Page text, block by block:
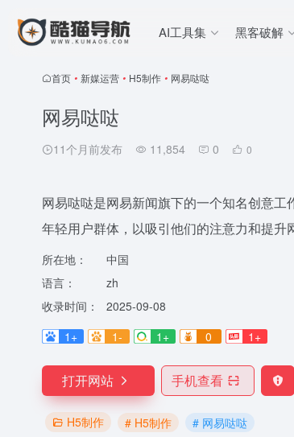
AI工具集 黑客破解
首页 • 新媒运营 • H5制作 • 网易哒哒
网易哒哒
11个月前发布 11,854 0 0
网易哒哒是网易新闻旗下的一个知名创意
年轻用户群体，以吸引他们的注意力和提升
所在地：
中国
语言：
zh
收录时间：
2025-09-08
1+
1- 1+ 0 1+
打开网站 手机查看
H5制作 # H5制作 # 网易哒哒